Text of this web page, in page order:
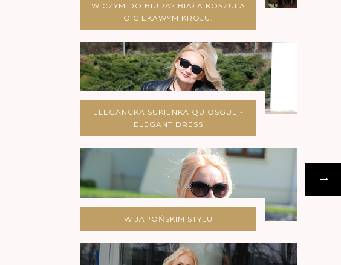
W CZYM DO BIURA? BIAŁA KOSZULA
O CIEKAWYM KROJU.
ELEGANCKA SUKIENKA QUIOSGUE -
ELEGANT DRESS
W JAPOŃSKIM STYLU